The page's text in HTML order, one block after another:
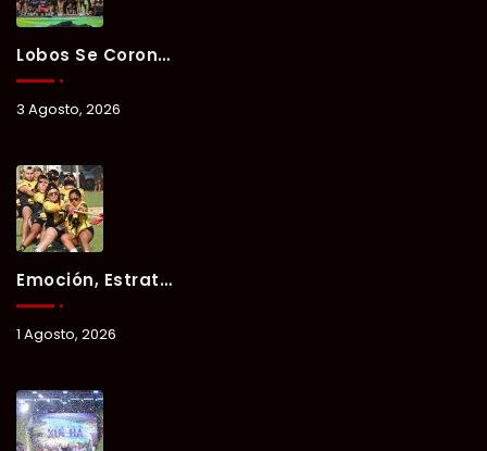
Lobos Se Corona Campeón Del Verano Xul-Há 2026 Tras Tres Días De Intensa Competencia.
3 Agosto, 2026
Emoción, Estrategia Y Trabajo En Equipo Marcan El Segundo Día Del Verano Xul-Há 2026.
1 Agosto, 2026